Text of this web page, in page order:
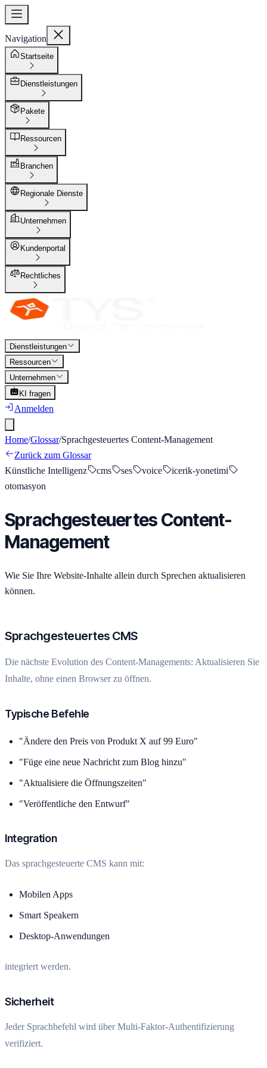
Navigation
Startseite
Dienstleistungen
Pakete
Ressourcen
Branchen
Regionale Dienste
Unternehmen
Kundenportal
Rechtliches
Dienstleistungen
Ressourcen
Unternehmen
KI fragen
Anmelden
Home/Glossar/Sprachgesteuertes Content-Management
Zurück zum Glossar
Künstliche Intelligenz
cms ses voice
icerik-yonetimi
otomasyon
Sprachgesteuertes Content-
Management
Wie Sie Ihre Website-Inhalte allein durch Sprechen aktualisieren
können.
Sprachgesteuertes CMS
Die nächste Evolution des Content-Managements: Aktualisieren Sie
Inhalte, ohne einen Browser zu öffnen.
Typische Befehle
"Ändere den Preis von Produkt X auf 99 Euro"
"Füge eine neue Nachricht zum Blog hinzu"
"Aktualisiere die Öffnungszeiten"
"Veröffentliche den Entwurf"
Integration
Das sprachgesteuerte CMS kann mit:
Mobilen Apps
Smart Speakern
Desktop-Anwendungen
integriert werden.
Sicherheit
Jeder Sprachbefehl wird über Multi-Faktor-Authentifizierung
verifiziert.